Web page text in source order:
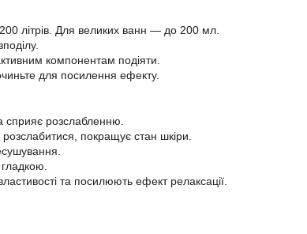
літрів. Для великих ванн — до 200 мл.
компонентам подіяти.
для посилення ефекту.
сприяє розслабленню.
покращує стан шкіри.
та посилюють ефект релаксації.